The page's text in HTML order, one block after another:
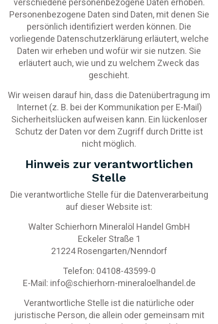
verschiedene personenbezogene Daten erhoben.
Personenbezogene Daten sind Daten, mit denen Sie
persönlich identifiziert werden können. Die
vorliegende Datenschutzerklärung erläutert, welche
Daten wir erheben und wofür wir sie nutzen. Sie
erläutert auch, wie und zu welchem Zweck das
geschieht.
Wir weisen darauf hin, dass die Datenübertragung im
Internet (z. B. bei der Kommunikation per E-Mail)
Sicherheitslücken aufweisen kann. Ein lückenloser
Schutz der Daten vor dem Zugriff durch Dritte ist
nicht möglich.
Hinweis zur verantwortlichen
Stelle
Die verantwortliche Stelle für die Datenverarbeitung
auf dieser Website ist:
Walter Schierhorn Mineralöl Handel GmbH
Eckeler Straße 1
21224 Rosengarten/Nenndorf
Telefon: 04108-43599-0
E-Mail: info@schierhorn-mineraloelhandel.de
Verantwortliche Stelle ist die natürliche oder
juristische Person, die allein oder gemeinsam mit